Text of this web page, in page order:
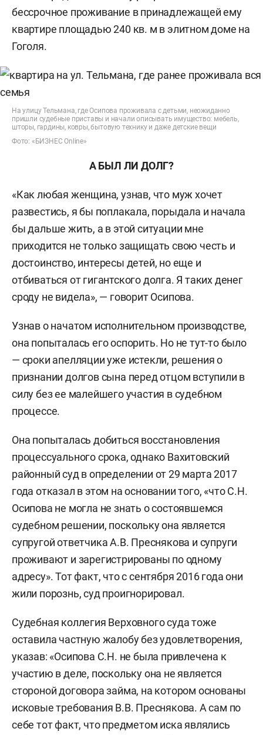
бессрочное проживание в принадлежащей ему
квартире площадью 240 кв. м в элитном доме на
Гоголя.
На улицу Тельмана, где Осипова проживала с детьми, неожиданно
пришли судебные приставы и начали описывать имущество: мебель,
шторы, гардины, ковры, бытовую технику и даже детские вещи
Фото: «БИЗНЕС Online»
А БЫЛ ЛИ ДОЛГ?
«Как любая женщина, узнав, что муж хочет
развестись, я бы поплакала, порыдала и начала
бы дальше жить, а в этой ситуации мне
приходится не только защищать свою честь и
достоинство, интересы детей, но еще и
отбиваться от гигантского долга. Я таких денег
сроду не видела», — говорит Осипова.
Узнав о начатом исполнительном производстве,
она попыталась его оспорить. Но не тут-то было
— сроки апелляции уже истекли, решения о
признании долгов сына перед отцом вступили в
силу без ее малейшего участия в судебном
процессе.
Она попыталась добиться восстановления
процессуального срока, однако Вахитовский
районный суд в определении от 29 марта 2017
года отказал в этом на основании того, «что С.Н.
Осипова не могла не знать о состоявшемся
судебном решении, поскольку она является
супругой ответчика А.В. Преснякова и супруги
проживают и зарегистрированы по одному
адресу». Тот факт, что с сентября 2016 года они
жили порознь, суд проигнорировал.
Судебная коллегия Верховного суда тоже
оставила частную жалобу без удовлетворения,
указав: «Осипова С.Н. не была привлечена к
участию в деле, поскольку она не является
стороной договора займа, на котором основаны
исковые требования В.В. Преснякова. А сам по
себе тот факт, что предметом иска являлись